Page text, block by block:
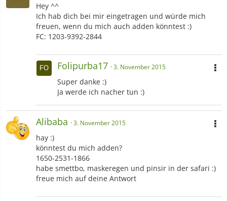
Hey ^^
Ich hab dich bei mir eingetragen und würde mich
freuen, wenn du mich auch adden könntest :)
FC: 1203-9392-2844
Folipurba17 3. November 2015
Super danke :)
Ja werde ich nacher tun :)
Alibaba 3. November 2015
hay :)
könntest du mich adden?
1650-2531-1866
habe smettbo, maskeregen und pinsir in der safari :)
freue mich auf deine Antwort